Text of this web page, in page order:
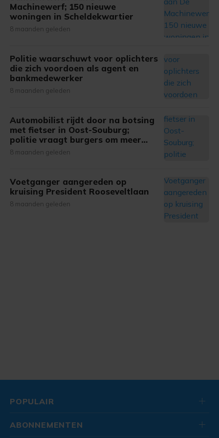
Machinewerf; 150 nieuwe
woningen in Scheldekwartier
8 maanden geleden
Politie waarschuwt voor oplichters
die zich voordoen als agent en
bankmedewerker
8 maanden geleden
Automobilist rijdt door na botsing
met fietser in Oost-Souburg;
politie vraagt burgers om meer
informatie
8 maanden geleden
Voetganger aangereden op
kruising President Rooseveltlaan
8 maanden geleden
POPULAIR
ABONNEMENTEN